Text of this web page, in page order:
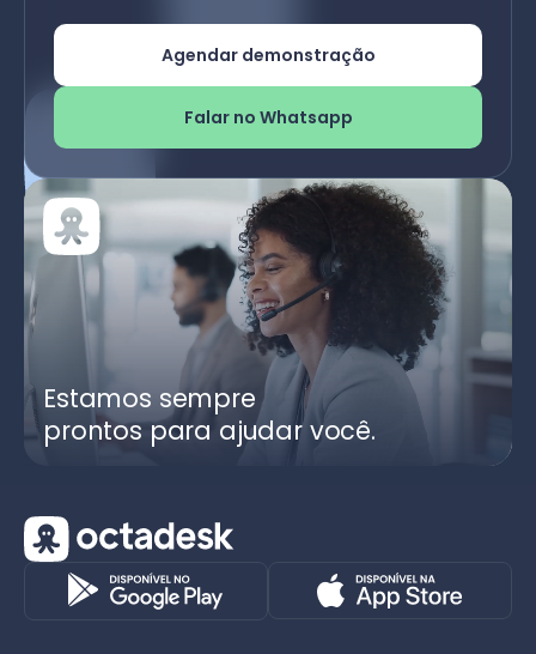
Agendar demonstração
Falar no Whatsapp
Estamos sempre
prontos para ajudar você.